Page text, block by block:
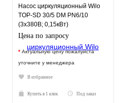
Насос циркуляционный Wilo
TOP-SD 30/5 DM PN6/10
(3х380В; 0,15кВт)
Цена по запросу
* Актуальную цену пожалуйста
уточните у менеджера
В избранное
Купить в 1 клик Под заказ